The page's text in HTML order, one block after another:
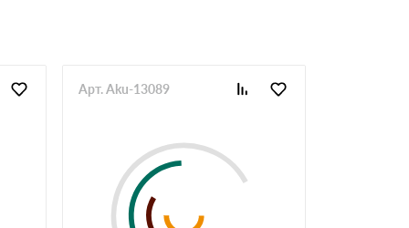
Арт. Aku-13089